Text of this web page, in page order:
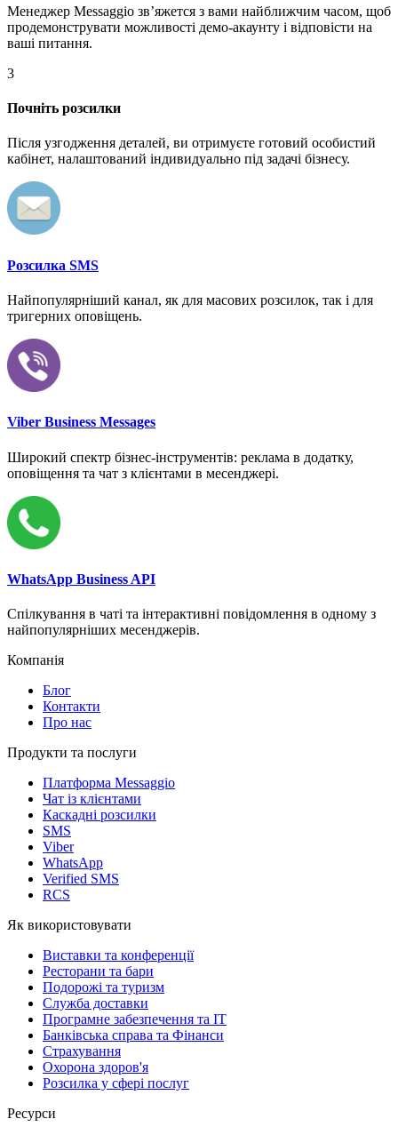
Менеджер Messaggio звʼяжется з вами найближчим часом, щоб
продемонструвати можливості демо-акаунту і відповісти на
ваші питання.
3
Почніть розсилки
Після узгодження деталей, ви отримуєте готовий особистий
кабінет, налаштований індивидуально під задачі бізнесу.
Розсилка SMS
Найпопулярніший канал, як для масових розсилок, так і для
тригерних оповіщень.
Viber Business Messages
Широкий спектр бізнес-інструментів: реклама в додатку,
оповіщення та чат з клієнтами в месенджері.
WhatsApp Business API
Спілкування в чаті та інтерактивні повідомлення в одному з
найпопулярніших месенджерів.
Компанія
Блог
Контакти
Про нас
Продукти та послуги
Платформа Messaggio
Чат із клієнтами
Каскадні розсилки
SMS
Viber
WhatsApp
Verified SMS
RCS
Як використовувати
Виставки та конференції
Ресторани та бари
Подорожі та туризм
Служба доставки
Програмне забезпечення та IT
Банківська справа та Фінанси
Страхування
Охорона здоров'я
Розсилка у сфері послуг
Ресурси